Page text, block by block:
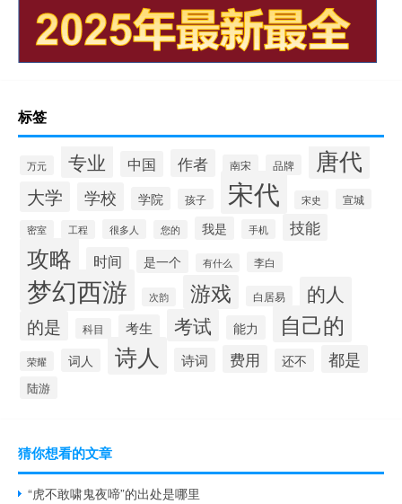
标签
万元 专业 中国 作者 南宋 品牌 唐代
大学 学校 学院 孩子 宋代 宋史 宣城
密室 工程 很多人 您的 我是 手机 技能
攻略 时间 是一个 有什么 李白
梦幻西游 次韵 游戏 白居易 的人
的是 科目 考生 考试 能力 自己的
荣耀 词人 诗人 诗词 费用 还不 都是
陆游
猜你想看的文章
“虎不敢啸鬼夜啼”的出处是哪里